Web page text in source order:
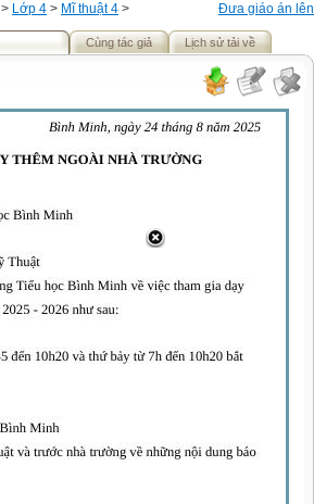
Đưa giáo án lên
> Lớp 4 > Mĩ thuật 4 >
Cùng tác giả Lịch sử tải về